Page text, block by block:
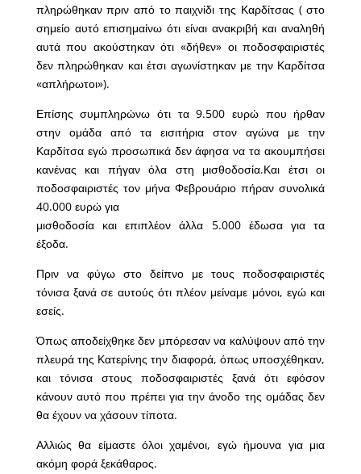
πληρώθηκαν πριν από το παιχνίδι της Καρδίτσας ( στο
σημείο αυτό επισημαίνω ότι είναι ανακριβή και αναληθή
αυτά που ακούστηκαν ότι «δήθεν» οι ποδοσφαιριστές
δεν πληρώθηκαν και έτσι αγωνίστηκαν με την Καρδίτσα
«απλήρωτοι»).
Επίσης συμπληρώνω ότι τα 9.500 ευρώ που ήρθαν
στην ομάδα από τα εισιτήρια στον αγώνα με την
Καρδίτσα εγώ προσωπικά δεν άφησα να τα ακουμπήσει
κανένας και πήγαν όλα στη μισθοδοσία.Και έτσι οι
ποδοσφαιριστές τον μήνα Φεβρουάριο πήραν συνολικά
40.000 ευρώ για
μισθοδοσία και επιπλέον άλλα 5.000 έδωσα για τα
έξοδα.
Πριν να φύγω στο δείπνο με τους ποδοσφαιριστές
τόνισα ξανά σε αυτούς ότι πλέον μείναμε μόνοι, εγώ και
εσείς.
Όπως αποδείχθηκε δεν μπόρεσαν να καλύψουν από την
πλευρά της Κατερίνης την διαφορά, όπως υποσχέθηκαν,
και τόνισα στους ποδοσφαιριστές ξανά ότι εφόσον
κάνουν αυτό που πρέπει για την άνοδο της ομάδας δεν
θα έχουν να χάσουν τίποτα.
Αλλιώς θα είμαστε όλοι χαμένοι, εγώ ήμουνα για μια
ακόμη φορά ξεκάθαρος.